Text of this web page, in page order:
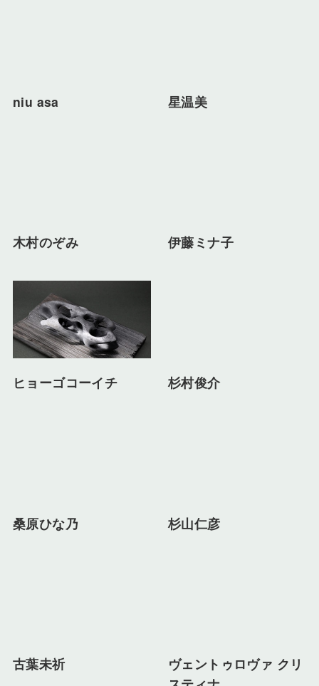
niu asa 星温美
木村のぞみ 伊藤ミナ子
ヒョーゴコーイチ 杉村俊介
桑原ひな乃 杉山仁彦
古葉未祈
ヴェントゥロヴァ クリ